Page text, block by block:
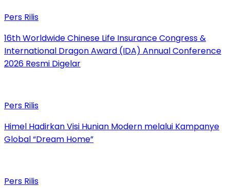
Pers Rilis
16th Worldwide Chinese Life Insurance Congress &
International Dragon Award (IDA) Annual Conference
2026 Resmi Digelar
Pers Rilis
Himel Hadirkan Visi Hunian Modern melalui Kampanye
Global “Dream Home”
Pers Rilis